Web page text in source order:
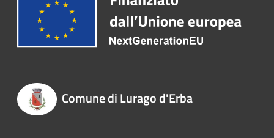
Comune di Lurago d'Erba